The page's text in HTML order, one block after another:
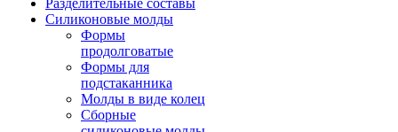
Разделительные составы
Силиконовые молды
Формы
продолговатые
Формы для
подстаканника
Молды в виде колец
Сборные